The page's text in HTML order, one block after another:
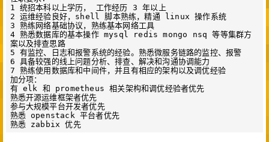
1 统招本科以上学历， 工作经历 3 年以上
2 运维经验良好，shell 脚本熟练，精通 linux 操作系统
3 熟练网络基础协议，熟练基本网络工具
4 熟悉数据库的基本操作 mysql redis mongo nsq 等等集群方
案以及排查思路
5 有监控、日志和报警系统的经验。熟悉微服务链路的监控、报警
6 具备较强的线上问题分析、排查、解决和沟通协调能力
7 熟练使用数据库和中间件，并且有相应的架构以及调优经验
加分项：
有 elk 和 prometheus 相关架构和调优经验者优先
熟悉开源运维框架者优先
参与大规模平台开发者优先
熟悉 openstack 平台者优先
熟悉 zabbix 优先